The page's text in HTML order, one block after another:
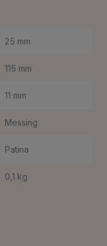
25 mm
115 mm
11 mm
Messing
Patina
0,1 kg